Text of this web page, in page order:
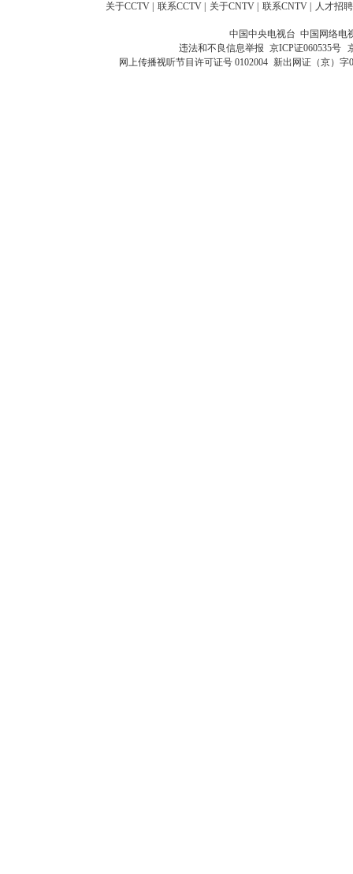
关于CCTV 联系CCTV 关于CNTV 联系CNTV 人才招聘
中国中央电视台 中国网络电
违法和不良信息举报 京ICP证060535号
网上传播视听节目许可证号 0102004 新出网证（京）